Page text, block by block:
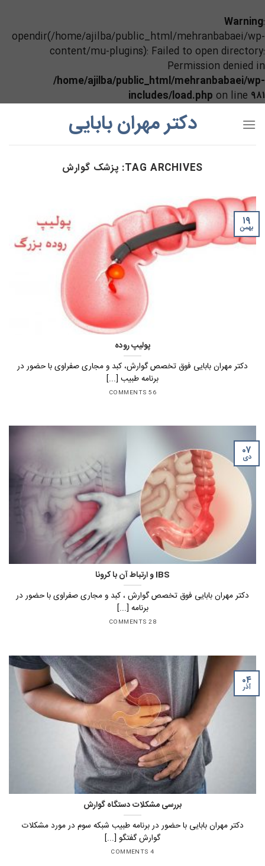
Warning:
opendir(/home/ajilba/public_html/mehranbabaei/wp-
content/mu-plugins): Failed to open directory:
Permission denied in
/home/ajilba/public_html/mehranbabaei/wp-
includes/load.php on line ۹۸۱
دکتر مهران بابایی
TAG ARCHIVES: پزشک گوارش
پولیپ روده
دکتر مهران بابایی فوق تخصص گوارش، کبد و مجاری صفراوی با حضور در
برنامه طبیب [...]
56 COMMENTS
۱۹
بهمن
IBS و ارتباط آن با کرونا
دکتر مهران بابایی فوق تخصص گوارش ، کبد و مجاری صفراوی با حضور در
برنامه [...]
28 COMMENTS
۰۷
دی
بررسی مشکلات دستگاه گوارش
دکتر مهران بابایی با حضور در برنامه طبیب شبکه سوم در مورد مشکلات
گوارش گفتگو [...]
4 COMMENTS
۰۴
آذر